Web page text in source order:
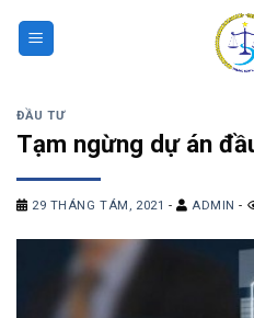
ĐẦU TƯ
Tạm ngừng dự án
29 THÁNG TÁM, 2021 - ADMIN -